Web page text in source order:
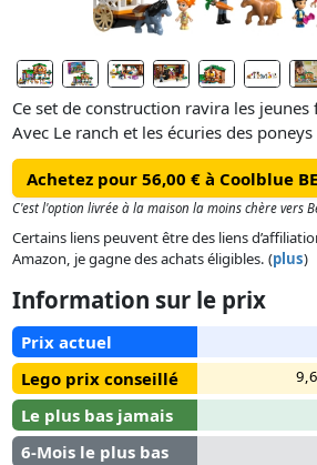
Ce set de construction ravira les jeunes
Avec Le ranch et les écuries des
(42654) les enfants dès 7 ans vivent
d’amitié et jouent avec des animaux.
avec une écurie et un espace de vie,
poupées, 2 micro-poupées, un chat, 3
nombreux accessoires créatifs.
Aliya, Liann, Victoria et Ella inspirent
aux enfants. Ils s’amuseront à panser et
poneys ou à hisser les balles de foin
le grenier, à l’aide du treuil. Le ranch
confortable ainsi qu’un grenier à foin
les amies aiment dormir : le rêve de
Achetez pour 56,00 € à Coolblue BE
C'est l'option livrée à la maison la moins chère vers
Certains liens peuvent être des liens
Amazon, je gagne des achats éligibles. (plus)
Information sur le prix
Prix actuel
Lego prix conseillé
Le plus bas jamais
6-Mois le plus bas